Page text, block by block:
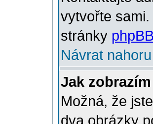
vytvořte
stránky
Návrat nahoru
Jak
Možná, že
dva obrázky